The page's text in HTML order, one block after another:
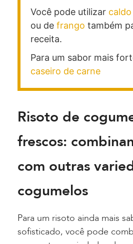
Você pode utilizar
ou de frango também
receita.
Para um sabor mais
caseiro de carne
Risoto de
frescos:
com outras
cogumelos
Para um risoto ainda mais
sofisticado, você pode